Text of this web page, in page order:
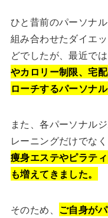
ひと昔前のパーソナ
組み合わせたダイエ
どでしたが、最近で
やカロリー制限、宅
ローチするパーソナ
また、各パーソナル
レーニングだけでなく
痩身エステやピラテ
も増えてきました。
そのため、 ご自身が